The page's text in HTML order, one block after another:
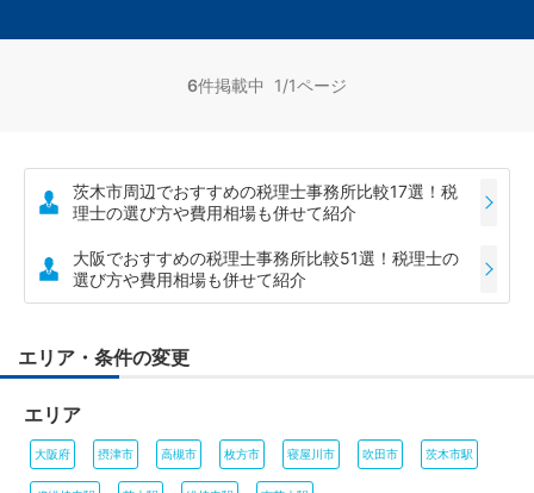
6件掲載中 1/1ページ
茨木市周辺でおすすめの税理士事務所比較17選！税
理士の選び方や費用相場も併せて紹介
大阪でおすすめの税理士事務所比較51選！税理士の
選び方や費用相場も併せて紹介
エリア・条件の変更
エリア
大阪府 摂津市 高槻市 枚方市 寝屋川市 吹田市 茨木市駅